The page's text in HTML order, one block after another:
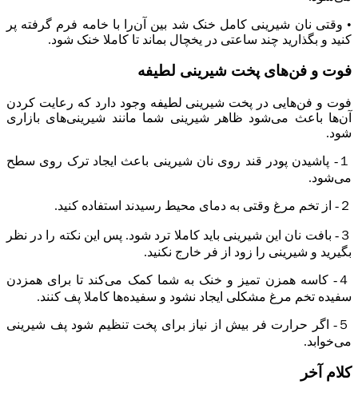
• وقتی نان شیرینی کامل خنک شد بین آن‌را با خامه فرم گرفته پر
کنید و بگذارید چند ساعتی در یخچال بماند تا کاملا خنک شود.
فوت و فن‌های پخت شیرینی لطیفه
فوت و فن‌هایی در پخت شیرینی لطیفه وجود دارد که رعایت کردن
آن‌ها باعث می‌شود ظاهر شیرینی شما مانند شیرینی‌های بازاری
شود.
１- پاشیدن پودر قند روی نان شیرینی باعث ایجاد ترک روی سطح
می‌شود.
２- از تخم مرغ‌ وقتی به دمای محیط رسیدند استفاده کنید.
３- بافت نان این شیرینی باید کاملا ترد شود. پس این نکته را در نظر
بگیرید و شیرینی را زود از فر خارج نکنید.
４- کاسه همزن تمیز و خنک به شما کمک می‌کند تا برای همزدن
سفیده تخم مرغ مشکلی ایجاد نشود و سفیده‌ها کاملا پف کنند.
５- اگر حرارت فر بیش از نیاز برای پخت تنظیم شود پف شیرینی
می‌خوابد.
کلام آخر